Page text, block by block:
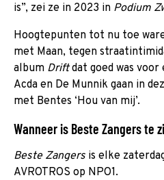
is”, zei ze in 2023 in Podium
Hoogtepunten tot nu toe
met Maan, tegen
album Driftdat goed was voor
Acda en De Munnik gaan in
met Bentes ‘Hou van mij’.
Wanneer is Beste Zangers te
Beste Zangers is elke
AVROTROS op NPO1.